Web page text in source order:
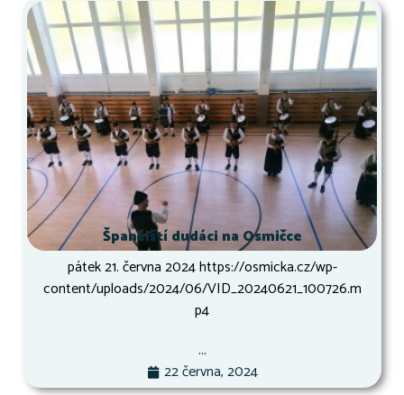
Španělští dudáci na Osmičce
pátek 21. června 2024 https://osmicka.cz/wp-
content/uploads/2024/06/VID_20240621_100726.m
p4
...
22 června, 2024